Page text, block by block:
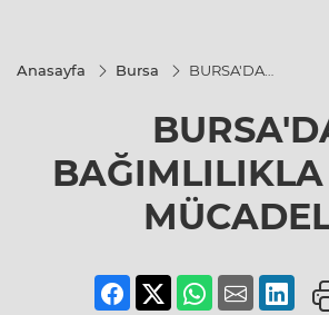
Anasayfa Bursa
BURSA'DA
MÜCADELE